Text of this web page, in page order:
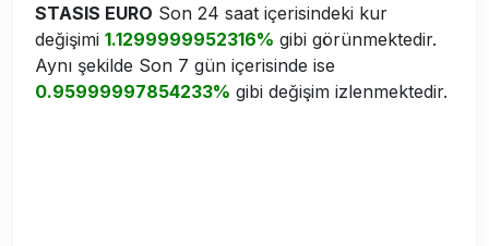
STASIS EURO Son 24 saat içerisindeki kur
değişimi 1.1299999952316% gibi görünmektedir.
Aynı şekilde Son 7 gün içerisinde ise
0.95999997854233% gibi değişim izlenmektedir.